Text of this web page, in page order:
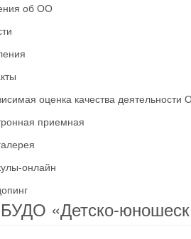
об ОО
оценка качества деятельности
приемная
онлайн
«Детско-